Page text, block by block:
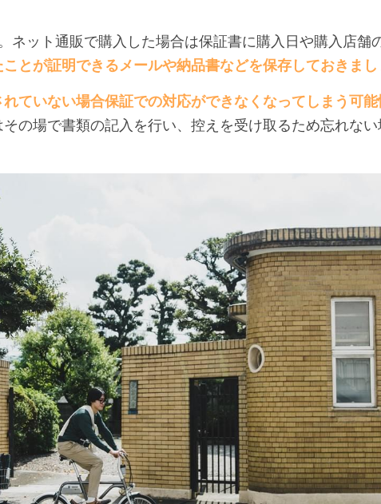
ネット通販で購入した場合は保証書に購入日や購入店舗
とが証明できるメールや納品書などを保存しておきまし
ていない場合保証での対応ができなくなってしまう可能
の場で書類の記入を行い、控えを受け取るため忘れな